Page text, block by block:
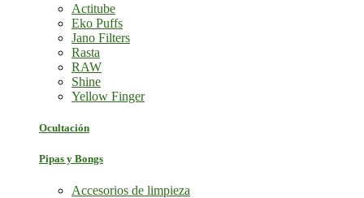
Actitube
Eko Puffs
Jano Filters
Rasta
RAW
Shine
Yellow Finger
Ocultación
Pipas y Bongs
Accesorios de limpieza